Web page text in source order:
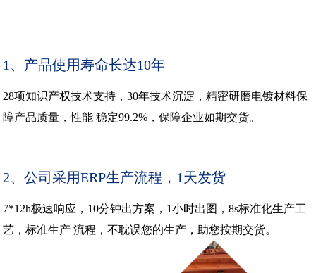
1、产品使用寿命长达10年
28项知识产权技术支持，30年技术沉淀，精密研磨电镀材料保
障产品质量，性能 稳定99.2%，保障企业如期交货。
2、公司采用ERP生产流程，1天发货
7*12h极速响应，10分钟出方案，1小时出图，8s标准化生产工
艺，标准生产 流程，不耽误您的生产，助您按期交货。